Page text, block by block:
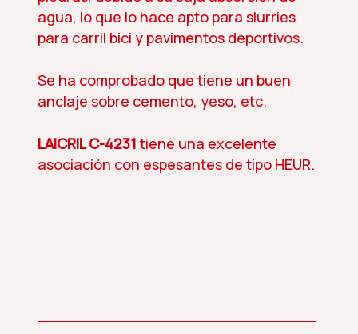
agua, lo que lo hace apto para slurries
para carril bici y pavimentos deportivos.
Se ha comprobado que tiene un buen
anclaje sobre cemento, yeso, etc.
LAICRIL C-4231 tiene una excelente
asociación con espesantes de tipo HEUR.